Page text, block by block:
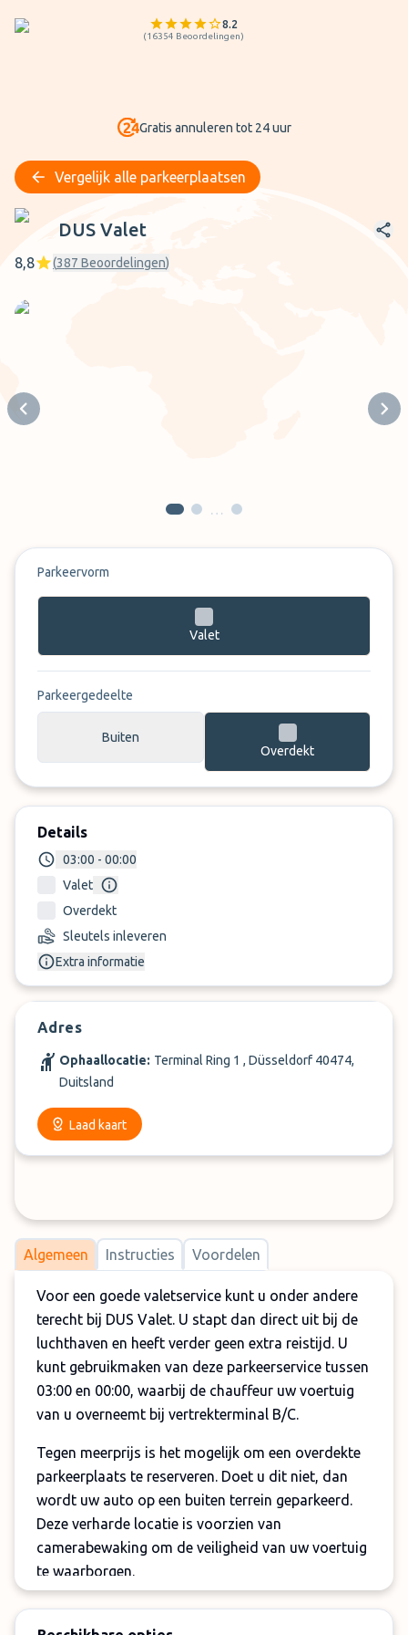
8.2
(16354 Beoordelingen)
Gratis annuleren tot 24 uur
Vergelijk alle parkeerplaatsen
DUS Valet
DUS Valet
8,8 (387 Beoordelingen)
Previous slide
…
Parkeervorm
Valet
Parkeergedeelte
Buiten
Overdekt
Details
03:00 - 00:00
Valet
Overdekt
Sleutels inleveren
Extra informatie
Adres
Ophaallocatie: Terminal Ring 1 , Düsseldorf 40474,
Duitsland
Laad kaart
Algemeen Instructies Voordelen
Voor een goede valetservice kunt u onder andere
terecht bij DUS Valet. U stapt dan direct uit bij de
luchthaven en heeft verder geen extra reistijd. U
kunt gebruikmaken van deze parkeerservice tussen
03:00 en 00:00, waarbij de chauffeur uw voertuig
van u overneemt bij vertrekterminal B/C.
Tegen meerprijs is het mogelijk om een overdekte
parkeerplaats te reserveren. Doet u dit niet, dan
wordt uw auto op een buiten terrein geparkeerd.
Deze verharde locatie is voorzien van
camerabewaking om de veiligheid van uw voertuig
te waarborgen.
Let op: